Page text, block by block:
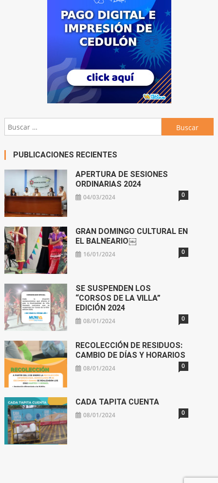
Buscar:
PUBLICACIONES RECIENTES
APERTURA DE SESIONES
ORDINARIAS 2024
04/03/2024 0
GRAN DOMINGO CULTURAL EN
EL BALNEARIO￼
16/01/2024 0
SE SUSPENDEN LOS
“CORSOS DE LA VILLA”
EDICIÓN 2024
08/01/2024 0
RECOLECCIÓN DE RESIDUOS:
CAMBIO DE DÍAS Y HORARIOS
08/01/2024 0
CADA TAPITA CUENTA
08/01/2024 0